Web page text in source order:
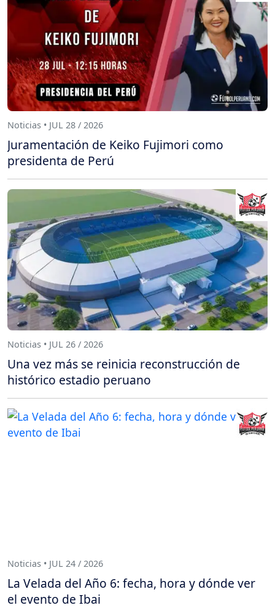
Noticias • JUL 28 / 2026
Juramentación de Keiko Fujimori como
presidenta de Perú
Noticias • JUL 26 / 2026
Una vez más se reinicia reconstrucción de
histórico estadio peruano
Noticias • JUL 24 / 2026
La Velada del Año 6: fecha, hora y dónde ver
el evento de Ibai